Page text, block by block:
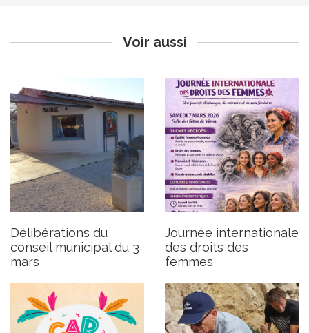
Voir aussi
Délibérations du
conseil municipal du 3
mars
Journée internationale
des droits des
femmes
Carnaval des écoles du RPI
Publié le lundi 2 mars 2026
Construction de murs en
pierre sèche